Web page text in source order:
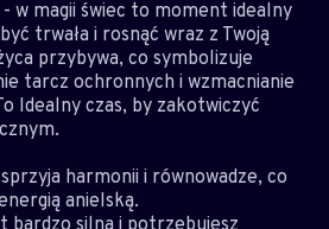
w magii świec to moment idealny
trwała i rosnąć wraz z Twoją
przybywa, co symbolizuje
tarcz ochronnych i wzmacnianie
Idealny czas, by zakotwiczyć
harmonii i równowadze, co
anielską.
bardzo silna i potrzebujesz